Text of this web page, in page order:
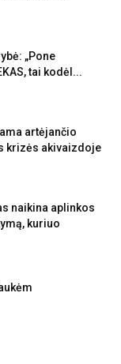
„Pone
tai kodėl...
artėjančio
krizės akivaizdoje
naikina aplinkos
kuriuo